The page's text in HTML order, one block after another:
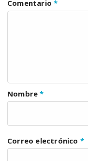
Comentario*
Nombre*
Correo electrónico *